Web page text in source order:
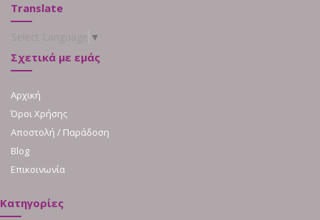
Translate
▼
Σχετικά με εμάς
Αρχική
Όροι Χρήσης
Αποστολή / Παράδοση
Blog
Επικοινωνία
Κατηγορίες